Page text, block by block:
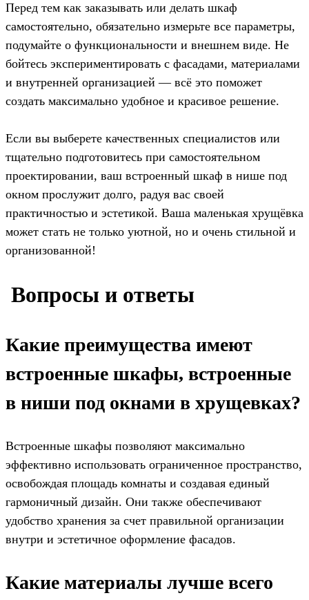
Перед тем как заказывать или делать шкаф
самостоятельно, обязательно измерьте все параметры,
подумайте о функциональности и внешнем виде. Не
бойтесь экспериментировать с фасадами, материалами
и внутренней организацией — всё это поможет
создать максимально удобное и красивое решение.
Если вы выберете качественных специалистов или
тщательно подготовитесь при самостоятельном
проектировании, ваш встроенный шкаф в нише под
окном прослужит долго, радуя вас своей
практичностью и эстетикой. Ваша маленькая хрущёвка
может стать не только уютной, но и очень стильной и
организованной!
️ Вопросы и ответы
Какие преимущества имеют
встроенные шкафы, встроенные
в ниши под окнами в хрущевках?
Встроенные шкафы позволяют максимально
эффективно использовать ограниченное пространство,
освобождая площадь комнаты и создавая единый
гармоничный дизайн. Они также обеспечивают
удобство хранения за счет правильной организации
внутри и эстетичное оформление фасадов.
Какие материалы лучше всего